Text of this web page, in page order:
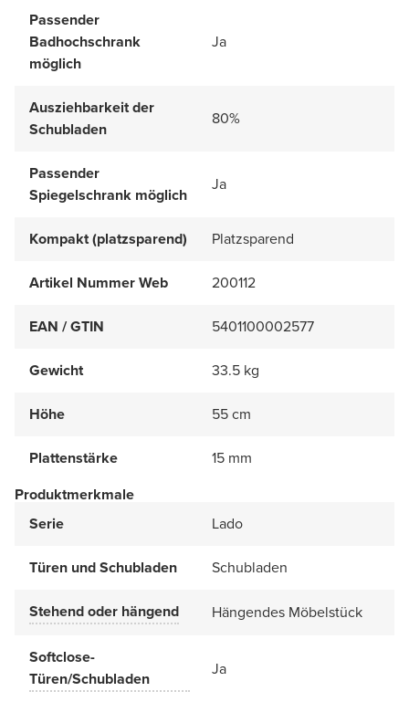
Passender
Badhochschrank
möglich
Ja
Ausziehbarkeit der
Schubladen
80%
Passender
Spiegelschrank möglich
Ja
Kompakt (platzsparend) Platzsparend
Artikel Nummer Web 200112
EAN / GTIN 5401100002577
Gewicht 33.5 kg
Höhe 55 cm
Plattenstärke
15 mm
Produktmerkmale
Serie
Lado
Türen und Schubladen Schubladen
Stehend oder hängend Hängendes Möbelstück
Softclose-
Türen/Schubladen
Ja